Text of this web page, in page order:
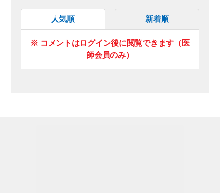
人気順 新着順
※ コメントはログイン後に閲覧できます（医
師会員のみ）